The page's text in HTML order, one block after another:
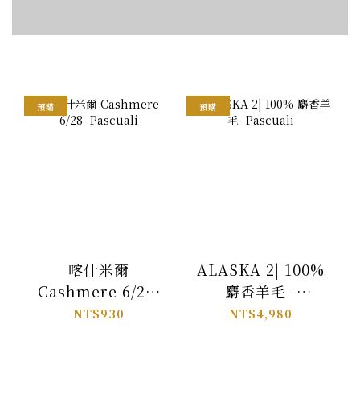
預購
喀什米爾
Cashmere 6/28-
Pascuali
NT$930
預購
ALASKA 2| 100%
麝香羊毛 -
Pascuali
NT$4,980